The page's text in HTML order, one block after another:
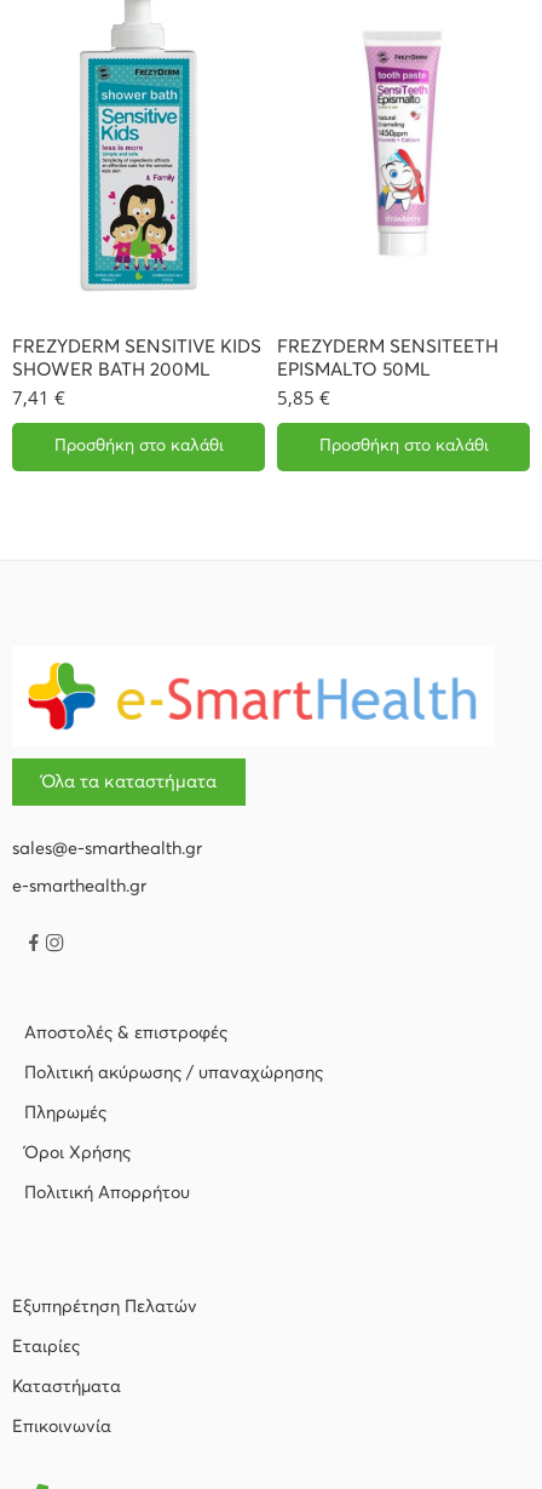
FREZYDERM SENSITIVE KIDS
SHOWER BATH 200ML
7,41 €
Προσθήκη στο καλάθι
FREZYDERM SENSITEETH
EPISMALTO 50ML
5,85 €
Προσθήκη στο καλάθι
Όλα τα καταστήματα
sales@e-smarthealth.gr
e-smarthealth.gr
Αποστολές & επιστροφές
Πολιτική ακύρωσης / υπαναχώρησης
Πληρωμές
Όροι Χρήσης
Πολιτική Απορρήτου
Εξυπηρέτηση Πελατών
Εταιρίες
Καταστήματα
Επικοινωνία